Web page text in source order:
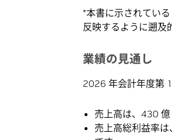
*本書に示されてい
反映するように遡及
業績の見通し
2026 年会計年度第
売上高は、430 億
売上高総利益率は